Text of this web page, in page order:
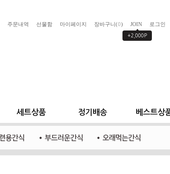
로그인
JOIN
+2,000P
장바구니(0)
마이페이지
선물함
주문내역
세트상품 정기배송 베스트상